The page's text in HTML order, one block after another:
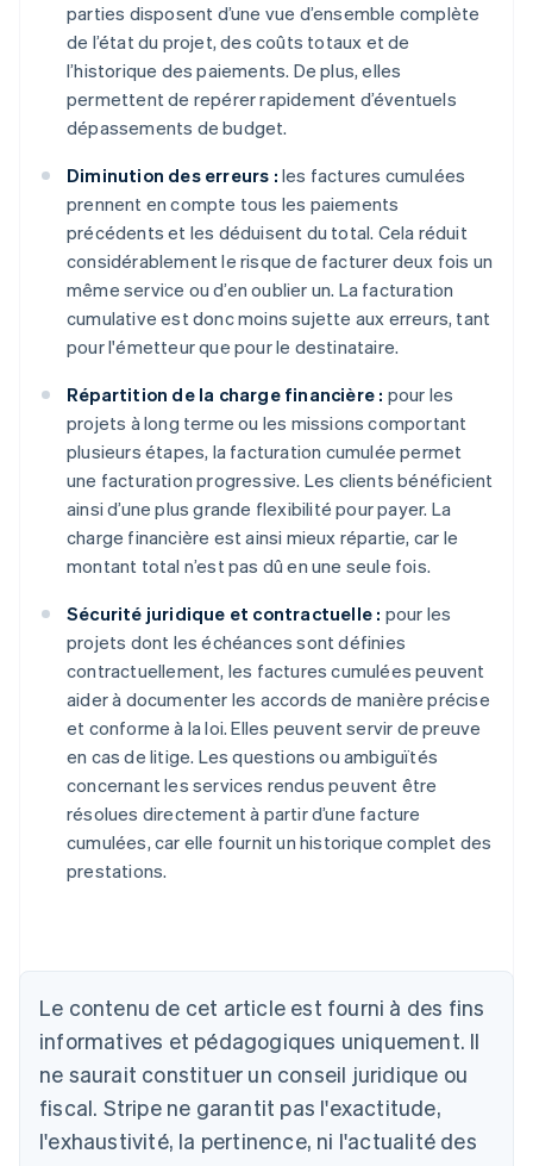
parties disposent d’une vue d’ensemble complète
de l’état du projet, des coûts totaux et de
l’historique des paiements. De plus, elles
permettent de repérer rapidement d’éventuels
dépassements de budget.
Diminution des erreurs : les factures cumulées
prennent en compte tous les paiements
précédents et les déduisent du total. Cela réduit
considérablement le risque de facturer deux fois un
même service ou d’en oublier un. La facturation
cumulative est donc moins sujette aux erreurs, tant
pour l'émetteur que pour le destinataire.
Répartition de la charge financière : pour les
projets à long terme ou les missions comportant
plusieurs étapes, la facturation cumulée permet
une facturation progressive. Les clients bénéficient
ainsi d’une plus grande flexibilité pour payer. La
charge financière est ainsi mieux répartie, car le
montant total n’est pas dû en une seule fois.
Sécurité juridique et contractuelle : pour les
projets dont les échéances sont définies
contractuellement, les factures cumulées peuvent
aider à documenter les accords de manière précise
et conforme à la loi. Elles peuvent servir de preuve
en cas de litige. Les questions ou ambiguïtés
concernant les services rendus peuvent être
résolues directement à partir d’une facture
cumulées, car elle fournit un historique complet des
prestations.
Le contenu de cet article est fourni à des fins
informatives et pédagogiques uniquement. Il
ne saurait constituer un conseil juridique ou
fiscal. Stripe ne garantit pas l'exactitude,
l'exhaustivité, la pertinence, ni l'actualité des
Australie
Autriche
DeutschEnglish
Belgique
Nederlands FrançaisDeutsch English
Brésil
PortuguêsEnglish